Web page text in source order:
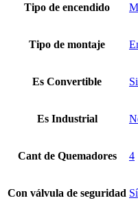
Tipo de encendido
Tipo de montaje
Es Convertible
Es Industrial
Cant de Quemadores 4
Con válvula de seguridad Sí